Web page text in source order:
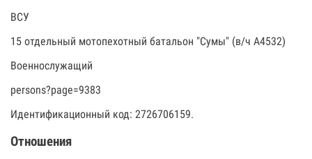
ВСУ
15 отдельный мотопехотный батальон "Сумы" (в/ч А4532)
Военнослужащий
persons?page=9383
Идентификационный код: 2726706159.
Отношения